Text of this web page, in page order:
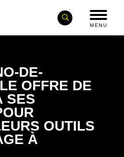
MENU
DE-
OFFRE DE
SES
OUTILS
À